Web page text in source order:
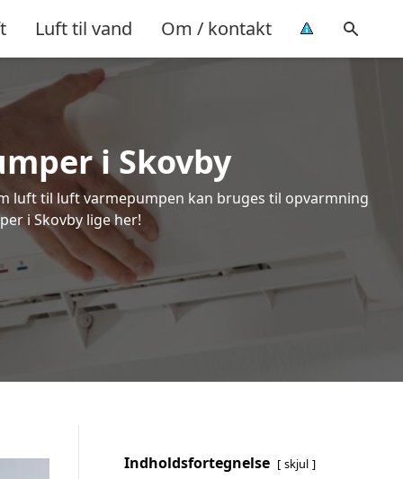
Luft til vand Om / kontakt
i Skovby
luft til luft varmepumpen kan bruges til opvarmning
i Skovby lige her!
Indholdsfortegnelse skjul